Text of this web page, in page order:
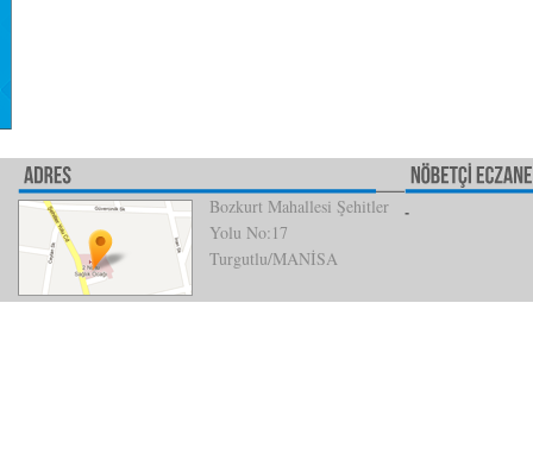
Bozkurt Mahallesi Şehitler
Yolu No:17
Turgutlu/MANİSA